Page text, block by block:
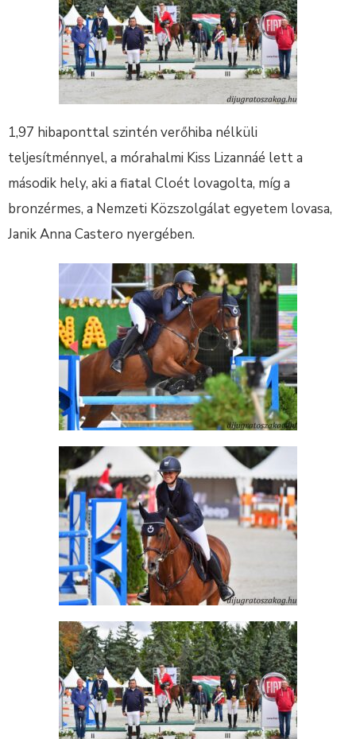
1,97 hibaponttal szintén verőhiba nélküli
teljesítménnyel, a mórahalmi Kiss Lizannáé lett a
második hely, aki a fiatal Cloét lovagolta, míg a
bronzérmes, a Nemzeti Közszolgálat egyetem lovasa,
Janik Anna Castero nyergében.